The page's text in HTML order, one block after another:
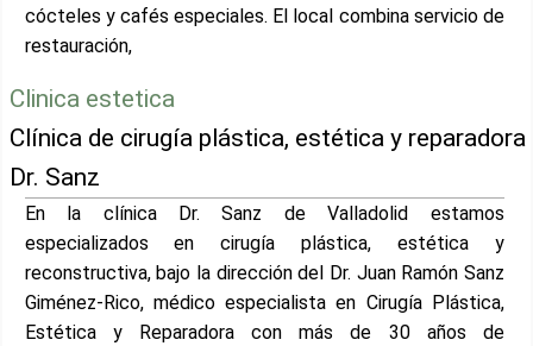
cócteles y cafés especiales. El local combina servicio de
restauración,
Clinica estetica
Clínica de cirugía plástica, estética y reparadora
Dr. Sanz
En la clínica Dr. Sanz de Valladolid estamos
especializados en cirugía plástica, estética y
reconstructiva, bajo la dirección del Dr. Juan Ramón Sanz
Giménez-Rico, médico especialista en Cirugía Plástica,
Estética y Reparadora con más de 30 años de